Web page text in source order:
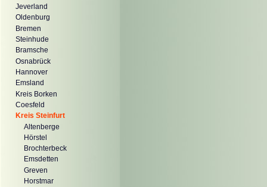
Jeverland
Oldenburg
Bremen
Steinhude
Bramsche
Osnabrück
Hannover
Emsland
Kreis Borken
Coesfeld
Kreis Steinfurt
Altenberge
Hörstel
Brochterbeck
Emsdetten
Greven
Horstmar